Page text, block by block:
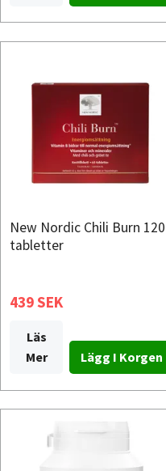
New Nordic Chili Burn 120
tabletter
439 SEK
Läs
Mer